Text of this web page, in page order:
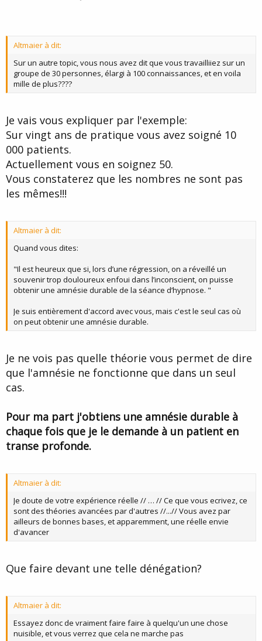
Altmaier à dit:
Sur un autre topic, vous nous avez dit que vous travailliiez sur un
groupe de 30 personnes, élargi à 100 connaissances, et en voila
mille de plus????
Je vais vous expliquer par l'exemple:
Sur vingt ans de pratique vous avez soigné 10
000 patients.
Actuellement vous en soignez 50.
Vous constaterez que les nombres ne sont pas
les mêmes!!!
Altmaier à dit:
Quand vous dites:
"Il est heureux que si, lors d’une régression, on a réveillé un
souvenir trop douloureux enfoui dans l’inconscient, on puisse
obtenir une amnésie durable de la séance d’hypnose. "
Je suis entièrement d'accord avec vous, mais c'est le seul cas où
on peut obtenir une amnésie durable.
Je ne vois pas quelle théorie vous permet de dire
que l'amnésie ne fonctionne que dans un seul
cas.
Pour ma part j'obtiens une amnésie durable à
chaque fois que je le demande à un patient en
transe profonde.
Altmaier à dit:
Je doute de votre expérience réelle // … // Ce que vous ecrivez, ce
sont des théories avancées par d'autres //...// Vous avez par
ailleurs de bonnes bases, et apparemment, une réelle envie
d'avancer
Que faire devant une telle dénégation?
Altmaier à dit:
Essayez donc de vraiment faire faire à quelqu'un une chose
nuisible, et vous verrez que cela ne marche pas